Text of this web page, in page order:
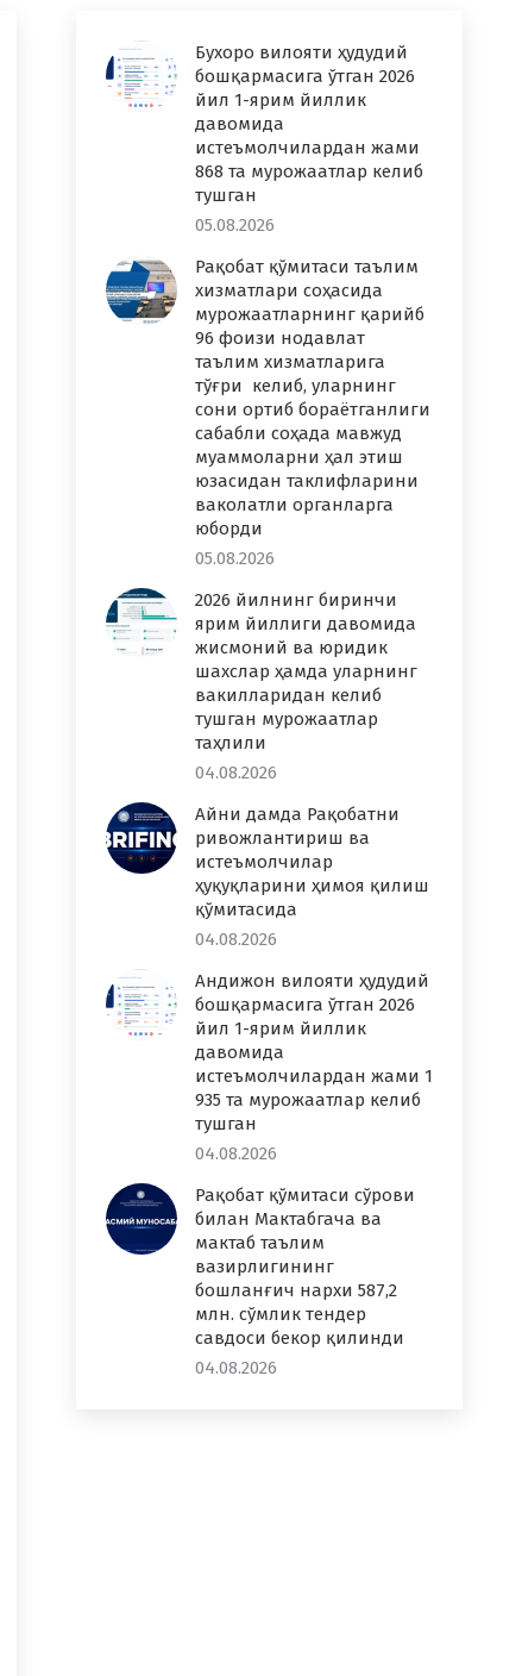
Бухоро вилояти ҳудудий
бошқармасига ўтган 2026
йил 1-ярим йиллик
давомида
истеъмолчилардан жами
868 та мурожаатлар келиб
тушган
05.08.2026
Рақобат қўмитаси таълим
хизматлари соҳасида
мурожаатларнинг қарийб
96 фоизи нодавлат
таълим хизматларига
тўғри келиб, уларнинг
сони ортиб бораётганлиги
сабабли соҳада мавжуд
муаммоларни ҳал этиш
юзасидан таклифларини
ваколатли органларга
юборди
05.08.2026
2026 йилнинг биринчи
ярим йиллиги давомида
жисмоний ва юридик
шахслар ҳамда уларнинг
вакилларидан келиб
тушган мурожаатлар
таҳлили
04.08.2026
Айни дамда Рақобатни
ривожлантириш ва
истеъмолчилар
ҳуқуқларини ҳимоя қилиш
қўмитасида
04.08.2026
Андижон вилояти ҳудудий
бошқармасига ўтган 2026
йил 1-ярим йиллик
давомида
истеъмолчилардан жами 1
935 та мурожаатлар келиб
тушган
04.08.2026
Рақобат қўмитаси сўрови
билан Мактабгача ва
мактаб таълим
вазирлигининг
бошланғич нархи 587,2
млн. сўмлик тендер
савдоси бекор қилинди
04.08.2026